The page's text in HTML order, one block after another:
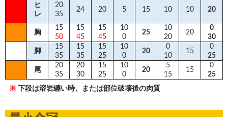
ヒ
レ
20
35
24 20 5 15 10 10 20
胸
15
50
15
45
15
45
10
0
25
10
20
20
0
30
脚
15
35
15
35
15
25
10
0
20
0
10
15
0
25
尾
20
35
20
30
15
25
10
0
20
5
15
15
0
25
※ 下段は溶岩纏い時、または部位破壊後の肉質